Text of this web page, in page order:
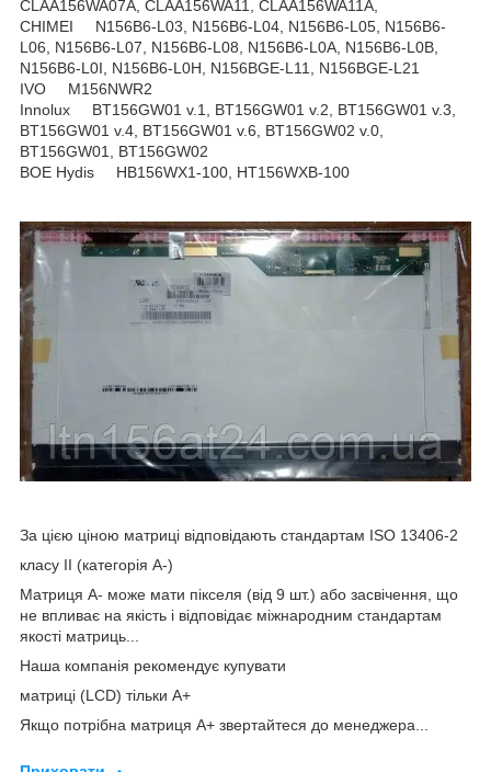
CLAA156WA07A, CLAA156WA11, CLAA156WA11A,
CHIMEI N156B6-L03, N156B6-L04, N156B6-L05, N156B6-
L06, N156B6-L07, N156B6-L08, N156B6-L0A, N156B6-L0B,
N156B6-L0I, N156B6-L0H, N156BGE-L11, N156BGE-L21
IVO M156NWR2
Innolux BT156GW01 v.1, BT156GW01 v.2, BT156GW01 v.3,
BT156GW01 v.4, BT156GW01 v.6, BT156GW02 v.0,
BT156GW01, BT156GW02
BOE Hydis HB156WX1-100, HT156WXB-100
За цією ціною матриці відповідають стандартам ISO 13406-2
класу II (категорія А-)
Матриця А- може мати пікселя (від 9 шт.) або засвічення, що
не впливає на якість і відповідає міжнародним стандартам
якості матриць...
Наша компанія рекомендує купувати
матриці (LCD) тільки А+
Якщо потрібна матриця А+ звертайтеся до менеджера...